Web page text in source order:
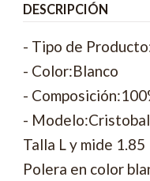
DESCRIPCIÓN
- Tipo de
- Color:Blanco
-
-
Talla L y mide 1.85
Polera en color